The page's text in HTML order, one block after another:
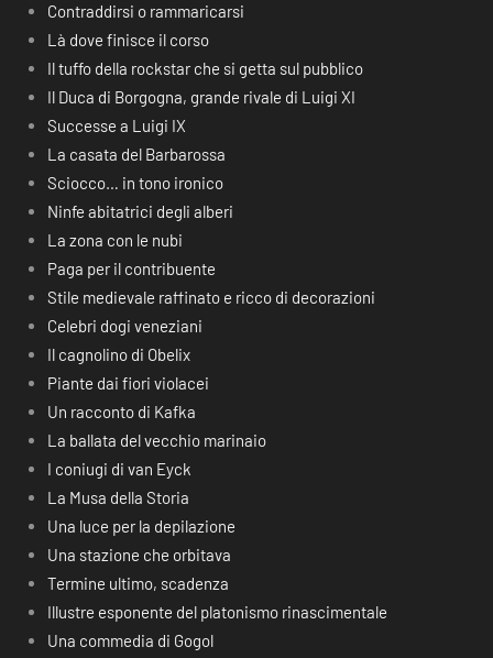
Contraddirsi o rammaricarsi
Là dove finisce il corso
Il tuffo della rockstar che si getta sul pubblico
Il Duca di Borgogna, grande rivale di Luigi XI
Successe a Luigi IX
La casata del Barbarossa
Sciocco… in tono ironico
Ninfe abitatrici degli alberi
La zona con le nubi
Paga per il contribuente
Stile medievale raffinato e ricco di decorazioni
Celebri dogi veneziani
Il cagnolino di Obelix
Piante dai fiori violacei
Un racconto di Kafka
La ballata del vecchio marinaio
I coniugi di van Eyck
La Musa della Storia
Una luce per la depilazione
Una stazione che orbitava
Termine ultimo, scadenza
Illustre esponente del platonismo rinascimentale
Una commedia di Gogol